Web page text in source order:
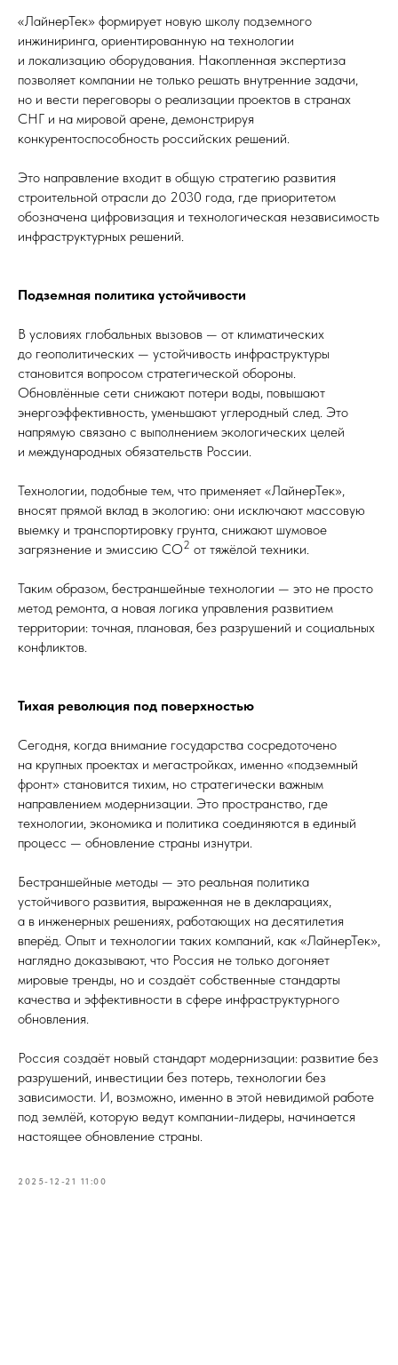
«ЛайнерТек» формирует новую школу подземного
инжиниринга, ориентированную на технологии
и локализацию оборудования. Накопленная экспертиза
позволяет компании не только решать внутренние задачи,
но и вести переговоры о реализации проектов в странах
СНГ и на мировой арене, демонстрируя
конкурентоспособность российских решений.
Это направление входит в общую стратегию развития
строительной отрасли до 2030 года, где приоритетом
обозначена цифровизация и технологическая независимость
инфраструктурных решений.
Подземная политика устойчивости
В условиях глобальных вызовов — от климатических
до геополитических — устойчивость инфраструктуры
становится вопросом стратегической обороны.
Обновлённые сети снижают потери воды, повышают
энергоэффективность, уменьшают углеродный след. Это
напрямую связано с выполнением экологических целей
и международных обязательств России.
Технологии, подобные тем, что применяет «ЛайнерТек»,
вносят прямой вклад в экологию: они исключают массовую
выемку и транспортировку грунта, снижают шумовое
загрязнение и эмиссию CO2 от тяжёлой техники.
Таким образом, бестраншейные технологии — это не просто
метод ремонта, а новая логика управления развитием
территории: точная, плановая, без разрушений и социальных
конфликтов.
Тихая революция под поверхностью
Сегодня, когда внимание государства сосредоточено
на крупных проектах и мегастройках, именно «подземный
фронт» становится тихим, но стратегически важным
направлением модернизации. Это пространство, где
технологии, экономика и политика соединяются в единый
процесс — обновление страны изнутри.
Бестраншейные методы — это реальная политика
устойчивого развития, выраженная не в декларациях,
а в инженерных решениях, работающих на десятилетия
вперёд. Опыт и технологии таких компаний, как «ЛайнерТек»,
наглядно доказывают, что Россия не только догоняет
мировые тренды, но и создаёт собственные стандарты
качества и эффективности в сфере инфраструктурного
обновления.
Россия создаёт новый стандарт модернизации: развитие без
разрушений, инвестиции без потерь, технологии без
зависимости. И, возможно, именно в этой невидимой работе
под землёй, которую ведут компании-лидеры, начинается
настоящее обновление страны.
2025-12-21 11:00